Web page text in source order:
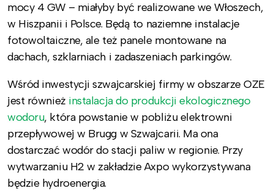
mocy 4 GW – miałyby być realizowane we Włoszech,
w Hiszpanii i Polsce. Będą to naziemne instalacje
fotowoltaiczne, ale też panele montowane na
dachach, szklarniach i zadaszeniach parkingów.
Wśród inwestycji szwajcarskiej firmy w obszarze OZE
jest również instalacja do produkcji ekologicznego
wodoru, która powstanie w pobliżu elektrowni
przepływowej w Brugg w Szwajcarii. Ma ona
dostarczać wodór do stacji paliw w regionie. Przy
wytwarzaniu H2 w zakładzie Axpo wykorzystywana
będzie hydroenergia.